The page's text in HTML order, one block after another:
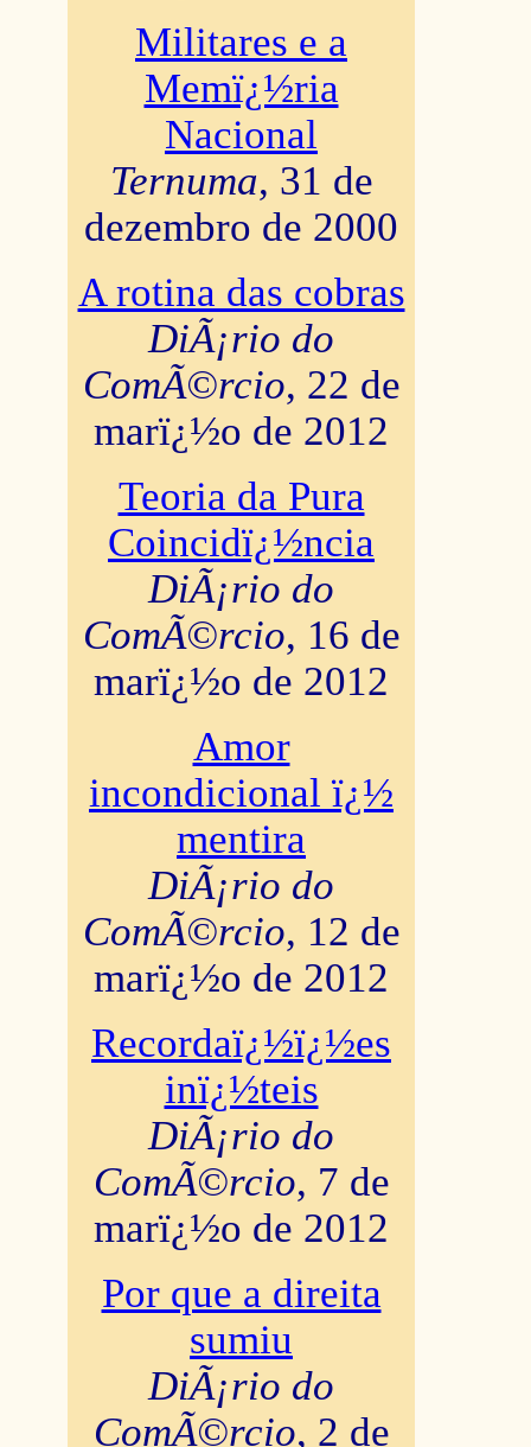
Militares e a
Memï¿½ria
Nacional
Ternuma, 31 de
dezembro de 2000
A rotina das cobras
DiÃ¡rio do
ComÃ©rcio, 22 de
marï¿½o de 2012
Teoria da Pura
Coincidï¿½ncia
DiÃ¡rio do
ComÃ©rcio, 16 de
marï¿½o de 2012
Amor
incondicional ï¿½
mentira
DiÃ¡rio do
ComÃ©rcio, 12 de
marï¿½o de 2012
Recordaï¿½ï¿½es
inï¿½teis
DiÃ¡rio do
ComÃ©rcio, 7 de
marï¿½o de 2012
Por que a direita
sumiu
DiÃ¡rio do
ComÃ©rcio, 2 de